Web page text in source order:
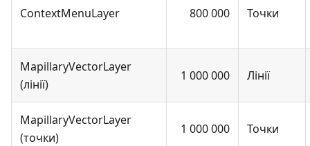
ContextMenuLayer 800 000 Точки
MapillaryVectorLayer
(лінії)
1 000 000 Лінії
MapillaryVectorLayer
(точки)
1 000 000 Точки